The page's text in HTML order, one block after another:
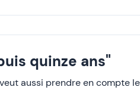
quinze ans"
aussi prendre en compte